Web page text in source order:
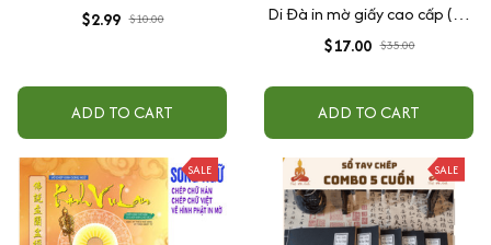
$2.99 $10.00
ADD TO CART
Di Đà in mờ giấy cao cấp (24
x16cm) - Anan Books Biên
$17.00 $35.00
ADD TO CART
SALE SALE